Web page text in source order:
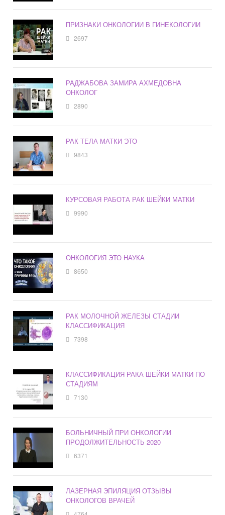
ПРИЗНАКИ ОНКОЛОГИИ В ГИНЕКОЛОГИИ
2697
РАДЖАБОВА ЗАМИРА АХМЕДОВНА
ОНКОЛОГ
2890
РАК ТЕЛА МАТКИ ЭТО
9843
КУРСОВАЯ РАБОТА РАК ШЕЙКИ МАТКИ
9990
ОНКОЛОГИЯ ЭТО НАУКА
8650
РАК МОЛОЧНОЙ ЖЕЛЕЗЫ СТАДИИ
КЛАССИФИКАЦИЯ
7398
КЛАССИФИКАЦИЯ РАКА ШЕЙКИ МАТКИ ПО
СТАДИЯМ
7130
БОЛЬНИЧНЫЙ ПРИ ОНКОЛОГИИ
ПРОДОЛЖИТЕЛЬНОСТЬ 2020
6371
ЛАЗЕРНАЯ ЭПИЛЯЦИЯ ОТЗЫВЫ
ОНКОЛОГОВ ВРАЧЕЙ